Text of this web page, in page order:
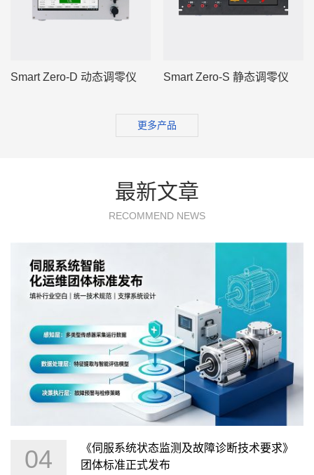
Smart Zero-D 动态调零仪 Smart Zero-S 静态调零仪
更多产品
最新文章
RECOMMEND NEWS
04
《伺服系统状态监测及故障诊断技术要求》
团体标准正式发布